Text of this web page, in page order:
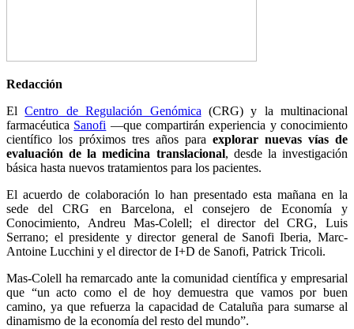
Redacción
ElCentro de Regulación Genómica(CRG) y la multinacional
farmacéutica Sanofi —que compartirán experiencia y conocimiento
científico los próximos tres años para explorar nuevas vías de
evaluación de la medicina translacional, desde la investigación
básica hasta nuevos tratamientos para los pacientes.
El acuerdo de colaboración lo han presentado esta mañana en la
sede del CRG en Barcelona, el consejero de Economía y
Conocimiento, Andreu Mas-Colell; el director del CRG, Luis
Serrano; el presidente y director general de Sanofi Iberia, Marc-
Antoine Lucchini y el director de I+D de Sanofi, Patrick Tricoli.
Mas-Colell ha remarcado ante la comunidad científica y empresarial
que “un acto como el de hoy demuestra que vamos por buen
camino, ya que refuerza la capacidad de Cataluña para sumarse al
dinamismo de la economía del resto del mundo”.